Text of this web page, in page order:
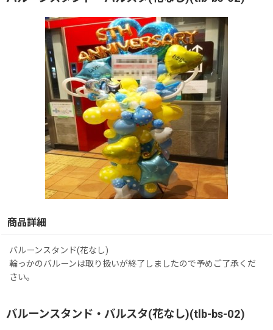
商品詳細
バルーンスタンド(花なし)
輪っかのバルーンは取り扱いが終了しましたので予めご了承くだ
さい。
バルーンスタンド・バルスタ(花なし)(tlb-bs-02)